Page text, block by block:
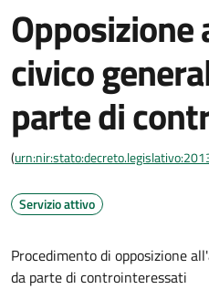
Opposizione
civico
parte di
(
Servizio attivo
Procedimento di opposizione
da parte di controinteressati